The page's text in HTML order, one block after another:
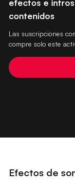
efectos e
contenidos
Las suscripciones
compre solo este
Efectos de